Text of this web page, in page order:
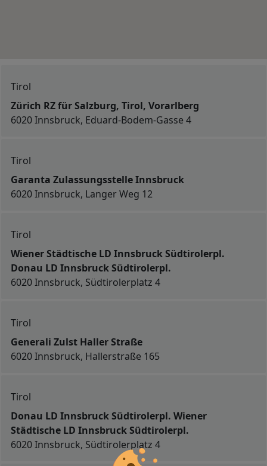
Tirol
Zürich RZ für Salzburg, Tirol, Vorarlberg
6020 Innsbruck, Eduard-Bodem-Gasse 4
Tirol
Garanta Zulassungsstelle Innsbruck
6020 Innsbruck, Langer Weg 12
Tirol
Wiener Städtische LD Innsbruck Südtirolerpl.
Donau LD Innsbruck Südtirolerpl.
6020 Innsbruck, Südtirolerplatz 4
Tirol
Generali Zulst Haller Straße
6020 Innsbruck, Hallerstraße 165
Tirol
Donau LD Innsbruck Südtirolerpl. Wiener
Städtische LD Innsbruck Südtirolerpl.
6020 Innsbruck, Südtirolerplatz 4